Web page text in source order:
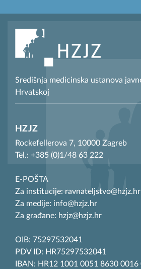
Središnja medicinska ustanova
Hrvatskoj
HZJZ
Rockefellerova 7, 10000 Zagreb
Tel.: +385 (0)1/48 63 222
E-POŠTA
Za institucije: ravnateljstvo@hzjz.hr
Za medije: info@hzjz.hr
Za građane: hzjz@hzjz.hr
OIB: 75297532041
PDV ID: HR75297532041
IBAN: HR12 1001 0051 8630 0016